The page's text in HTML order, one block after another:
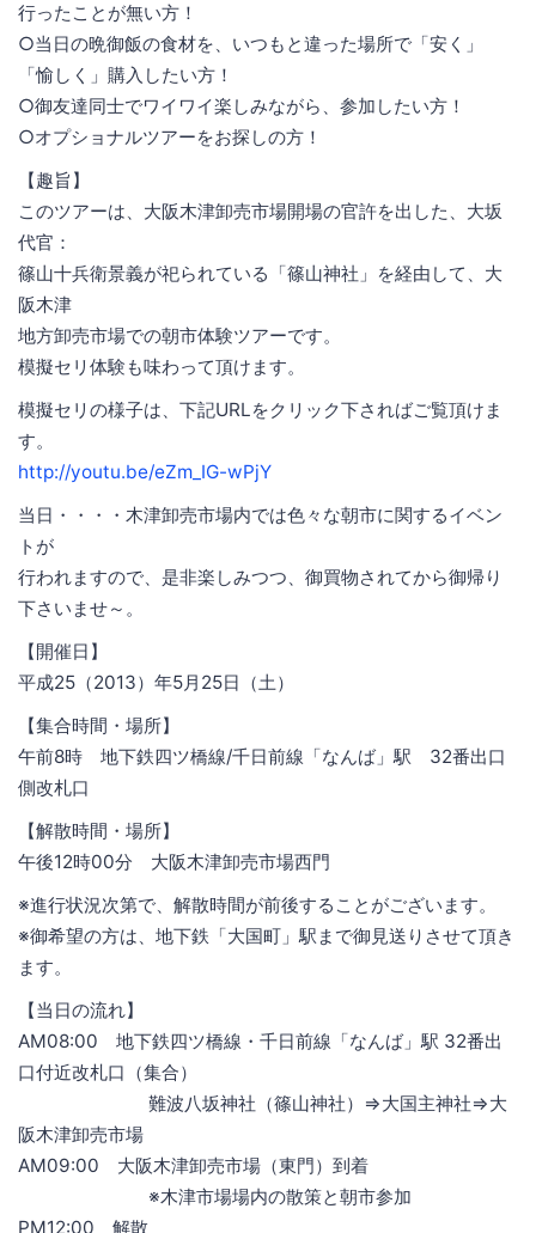
行ったことが無い方！
○当日の晩御飯の食材を、いつもと違った場所で「安く」
「愉しく」購入したい方！
○御友達同士でワイワイ楽しみながら、参加したい方！
○オプショナルツアーをお探しの方！
【趣旨】
このツアーは、大阪木津卸売市場開場の官許を出した、大坂
代官：
篠山十兵衛景義が祀られている「篠山神社」を経由して、大
阪木津
地方卸売市場での朝市体験ツアーです。
模擬セリ体験も味わって頂けます。
模擬セリの様子は、下記URLをクリック下さればご覧頂けま
す。
http://youtu.be/eZm_IG-wPjY
当日・・・・木津卸売市場内では色々な朝市に関するイベン
トが
行われますので、是非楽しみつつ、御買物されてから御帰り
下さいませ～。
【開催日】
平成25（2013）年5月25日（土）
【集合時間・場所】
午前8時 地下鉄四ツ橋線/千日前線「なんば」駅 32番出口
側改札口
【解散時間・場所】
午後12時00分 大阪木津卸売市場西門
※進行状況次第で、解散時間が前後することがございます。
※御希望の方は、地下鉄「大国町」駅まで御見送りさせて頂き
ます。
【当日の流れ】
AM08:00 地下鉄四ツ橋線・千日前線「なんば」駅 32番出
口付近改札口（集合）
難波八坂神社（篠山神社）⇒大国主神社⇒大
阪木津卸売市場
AM09:00 大阪木津卸売市場（東門）到着
※木津市場場内の散策と朝市参加
PM12:00 解散